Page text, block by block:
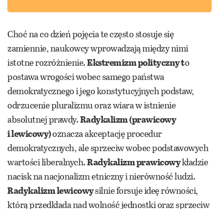
Choć na co dzień pojęcia te często stosuje się
zamiennie, naukowcy wprowadzają między nimi
istotne rozróżnienie.Ekstremizm polityczny to
postawa wrogości wobec samego państwa
demokratycznego i jego konstytucyjnych podstaw,
odrzucenie pluralizmu oraz wiara w istnienie
absolutnej prawdy.Radykalizm (prawicowy
i lewicowy)oznacza akceptację procedur
demokratycznych, ale sprzeciw wobec podstawowych
wartości liberalnych.Radykalizm prawicowykładzie
nacisk na nacjonalizm etniczny i nierówność ludzi.
Radykalizm lewicowysilnie forsuje ideę równości,
którą przedkłada nad wolność jednostki oraz sprzeciw